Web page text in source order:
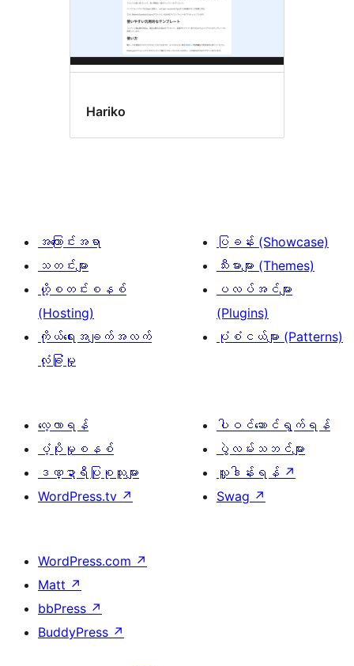
Hariko
အကြောင်းအရာ
သတင်းများ
ဟို့စတင်းစနစ်
(Hosting)
ကိုယ်ရေးအချက်အလက်
လုံခြုံမှု
ပြခန်း (Showcase)
သီးမားများ (Themes)
ပလပ်အင်များ
(Plugins)
ပုံစံငယ်များ (Patterns)
လေ့လာရန်
ပံ့ပိုးမှုစနစ်
ဒဏ္ဍာရီပြုစုသူများ
WordPress.tv ↗
ပါဝင်ဆောင်ရွက်ရန်
ပွဲလမ်းသဘင်များ
လှူဒါန်းရန် ↗
Swag ↗
WordPress.com ↗
Matt ↗
bbPress ↗
BuddyPress ↗